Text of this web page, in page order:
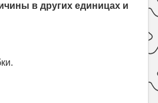
в других единицах и